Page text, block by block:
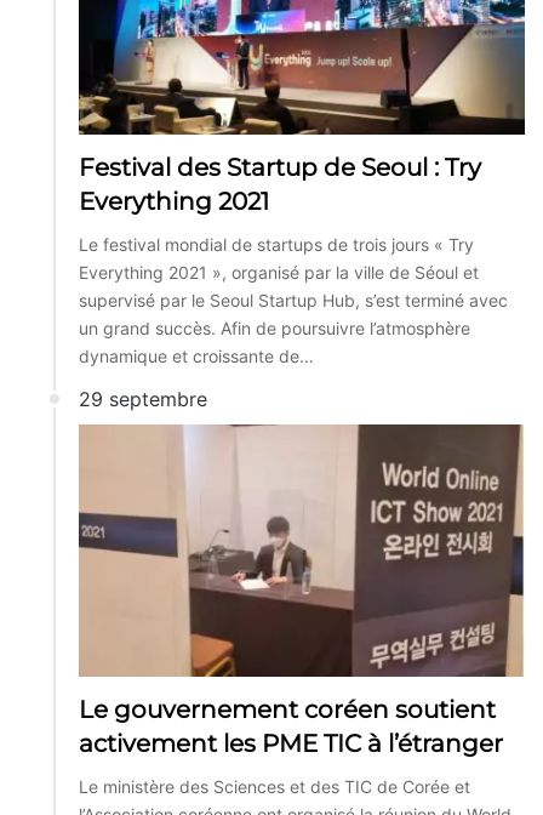
Festival des Startup de Seoul : Try
Everything 2021
Le festival mondial de startups de trois jours « Try
Everything 2021 », organisé par la ville de Séoul et
supervisé par le Seoul Startup Hub, s’est terminé avec
un grand succès. Afin de poursuivre l’atmosphère
dynamique et croissante de…
29 septembre
Le gouvernement coréen soutient
activement les PME TIC à l’étranger
Le ministère des Sciences et des TIC de Corée et